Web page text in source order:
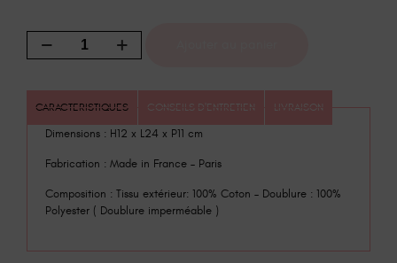
CARACTERISTIQUES CONSEILS D'ENTRETIEN LIVRAISON
Dimensions : H12 x L24 x P11 cm
Fabrication : Made in France – Paris
Composition : Tissu extérieur: 100% Coton – Doublure : 100%
Polyester ( Doublure imperméable )